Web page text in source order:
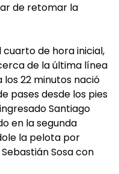
de retomar la
cuarto de hora inicial,
de la última línea
22 minutos nació
pases desde los pies
Santiago
en la segunda
la pelota por
Sosa con